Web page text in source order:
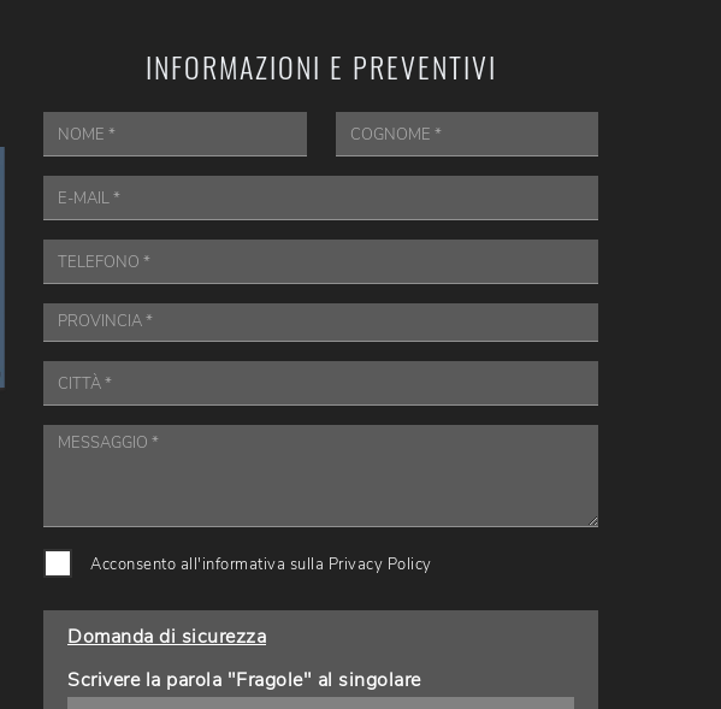
INFORMAZIONI E PREVENTIVI
Acconsento all'informativa sulla Privacy Policy
Domanda di sicurezza
Scrivere la parola "Fragole" al singolare